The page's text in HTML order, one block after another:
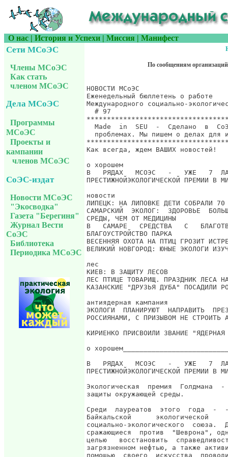
О нас | История и Успехи | Миссия | Манифест
Сети МСоЭС
Члены МСоЭС
Как стать
членом МСоЭС
Дела МСоЭС
Программы
МСоЭС
Проекты и
кампании
членов МСоЭС
СоЭС-издат
Новости МСоЭС
"Экосводка"
Газета "Берегиня"
Журнал Вести
СоЭС
Библиотека
Периодика МСоЭС
По сообщениям